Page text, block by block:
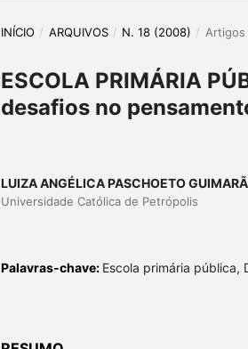
INÍCIO / ARQUIVOS / N. 18 (2008) / Artigos
ESCOLA PRIMÁRIA
desafios no
LUIZA ANGÉLICA PASCHOETO
Universidade Católica de Petrópolis
Palavras-chave: Escola primária pública,